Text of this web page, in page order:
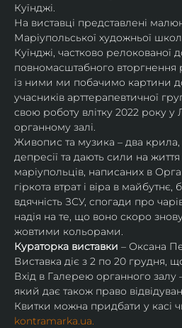
Куїнджі.
На виставці представлені
Маріупольської художньої
Куїнджі, частково релокованої
повномасштабного вторгнення
із ними ми побачимо картини
учасників арттерапевтичної
свою роботу влітку 2022 року у
органному залі.
Живопис та музика – два
депресії та дають сили на
маріупольців, написаних в
гіркота втрат і віра в майбутнє,
вдячність ЗСУ, спогади про
надія на те, що воно скоро
жовтими кольорами.
Кураторка виставки – Оксана
Виставка діє з 2 по 20 грудня,
Вхід в Галерею органного залу
який дає також право
Квитки можна придбати у касі
kontramarka.ua.